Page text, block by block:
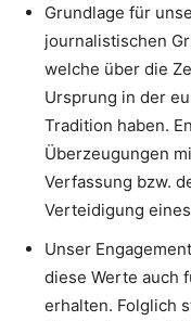
Grundlage für
journalistischen
welche über die
Ursprung in der
Tradition haben.
Überzeugungen
Verfassung bzw.
Verteidigung
Unser
diese Werte auch
erhalten. Folglich